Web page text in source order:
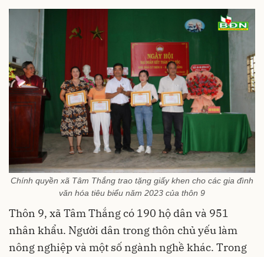
Chính quyền xã Tâm Thắng trao tặng giấy khen cho các gia đình
văn hóa tiêu biểu năm 2023 của thôn 9
Thôn 9, xã Tâm Thắng có 190 hộ dân và 951
nhân khẩu. Người dân trong thôn chủ yếu làm
nông nghiệp và một số ngành nghề khác. Trong